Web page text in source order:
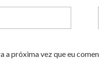
a próxima vez que eu